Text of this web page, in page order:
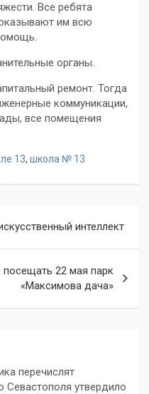
Все ребята
им всю
органы.
ремонт. Тогда
коммуникации,
все помещения
13, школа № 13
интеллект
посещать 22 мая парк
«Максимова дача»
перечислят
Севастополя утвердило